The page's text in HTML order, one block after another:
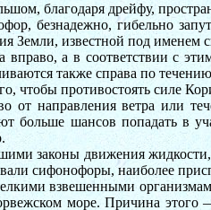
благодаря дрейфу,
безнадежно, гибельно
Земли, известной под именем
а в соответствии с
также справа по
чтобы противостоять силе
направления ветра или
больше шансов попадать в
законы движения
сифонофоры, наиболее
взвешенными
море. Причина этого